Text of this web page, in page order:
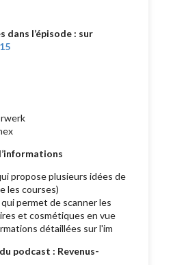
dans l’épisode : sur
propose plusieurs idées de
les courses)
permet de scanner les
et cosmétiques en vue
détaillées sur l'im
podcast : Revenus-